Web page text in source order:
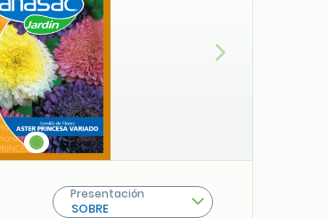
Siguiente
SOBRE
Presentación